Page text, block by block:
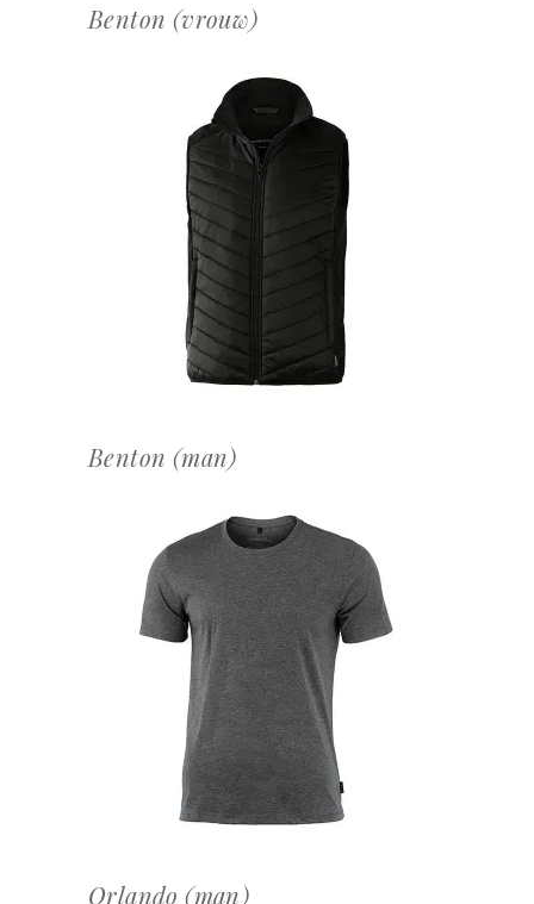
Benton (vrouw)
OFFERTEAANVRAAG
Benton (man)
OFFERTEAANVRAAG
Orlando (man)